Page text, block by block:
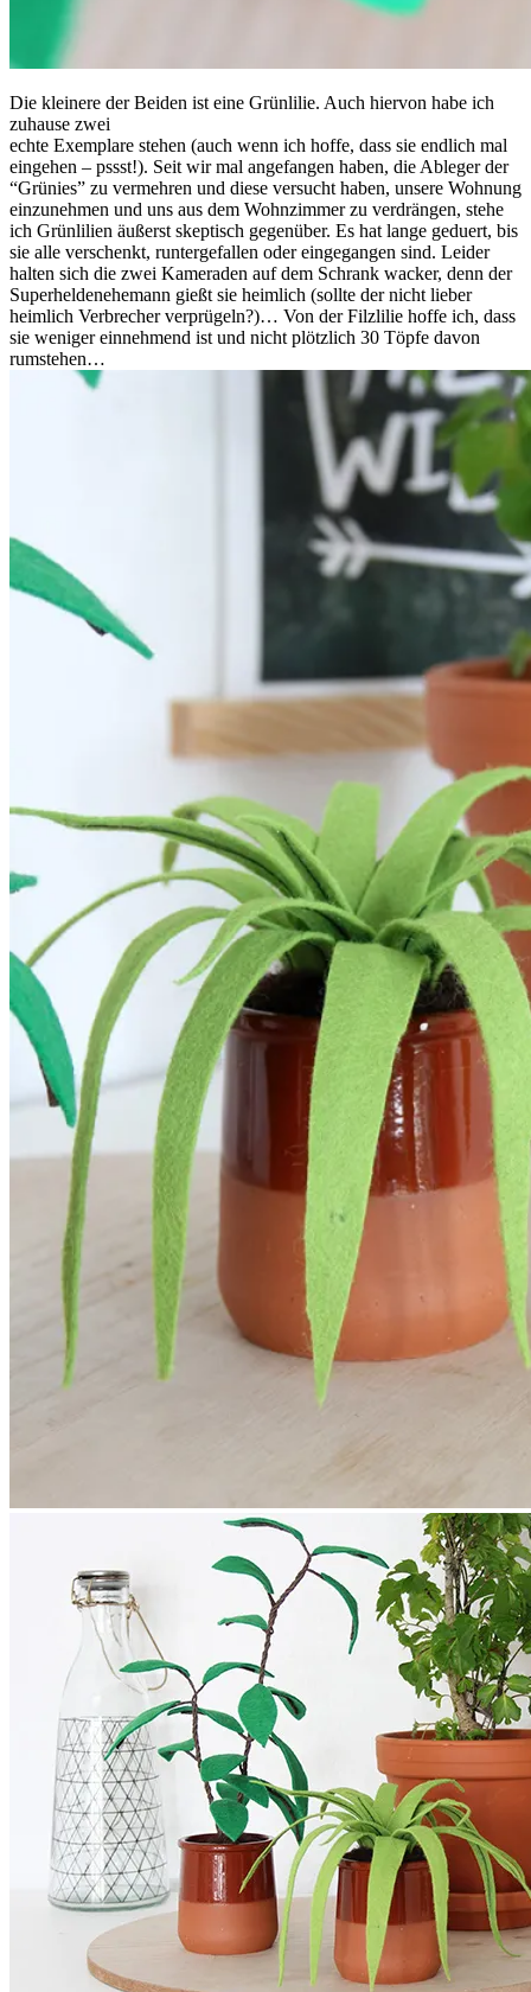
Die kleinere der Beiden ist eine Grünlilie. Auch hiervon habe ich
zuhause zwei
echte Exemplare stehen (auch wenn ich hoffe, dass sie endlich mal
eingehen – pssst!). Seit wir mal angefangen haben, die Ableger der
“Grünies” zu vermehren und diese versucht haben, unsere Wohnung
einzunehmen und uns aus dem Wohnzimmer zu verdrängen, stehe
ich Grünlilien äußerst skeptisch gegenüber. Es hat lange geduert, bis
sie alle verschenkt, runtergefallen oder eingegangen sind. Leider
halten sich die zwei Kameraden auf dem Schrank wacker, denn der
Superheldenehemann gießt sie heimlich (sollte der nicht lieber
heimlich Verbrecher verprügeln?)… Von der Filzlilie hoffe ich, dass
sie weniger einnehmend ist und nicht plötzlich 30 Töpfe davon
rumstehen…